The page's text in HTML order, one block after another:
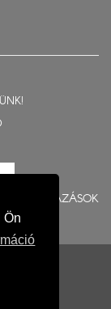
Ön
BERUHÁZÁSOK